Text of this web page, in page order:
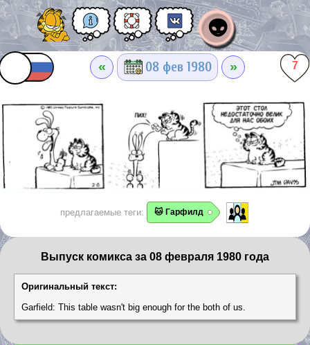
👽
« 08 фев 1980 » 7
предлагаемые теги: 🐱 Гарфилд
Выпуск комикса за 08 февраля 1980 года
Оригинальный текст:
Garfield: This table wasn't big enough for the both of us.